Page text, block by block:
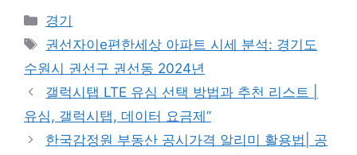
Categories
경기
Tags
권선자이e편한세상 아파트 시세 분석: 경기도
수원시 권선구 권선동 2024년
갤럭시탭 LTE 유심 선택 방법과 추천 리스트 |
유심, 갤럭시탭, 데이터 요금제”
한국감정원 부동산 공시가격 알리미 활용법| 공